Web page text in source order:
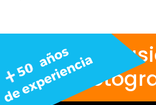
Nos